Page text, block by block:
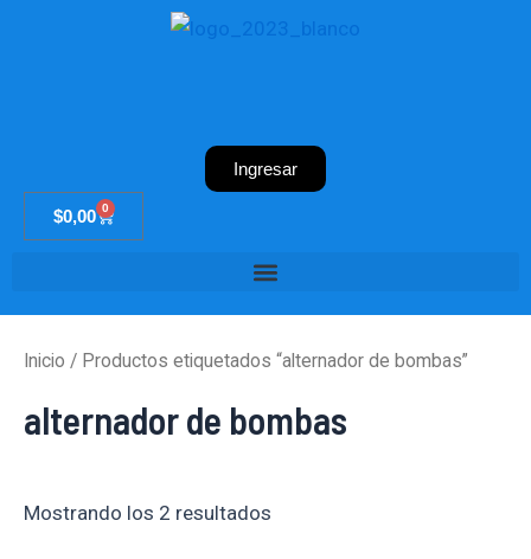
Ingresar
$0,00 0
Cart
Inicio / Productos etiquetados “alternador de bombas”
alternador de bombas
Mostrando los 2 resultados